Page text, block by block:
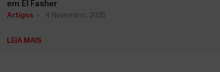
em El Fasher
Artigos 4 Novembro, 2025
LEIA MAIS